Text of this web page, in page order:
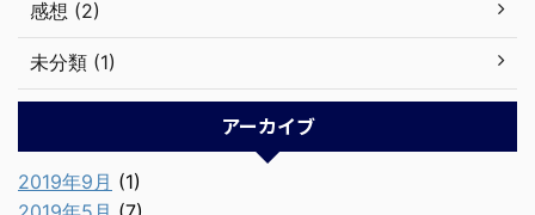
感想 (2)
未分類 (1)
アーカイブ
2019年9月 (1)